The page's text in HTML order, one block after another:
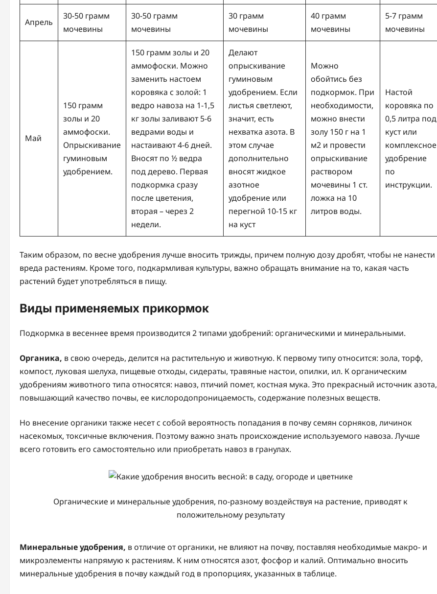
Апрель
30-50 грамм
мочевины
30-50 грамм
мочевины
30 грамм
мочевины
40 грамм
мочевины
5-7 грамм
мочевины
Май
150 грамм
золы и 20
аммофоски.
Опрыскивание
гуминовым
удобрением.
150 грамм золы и 20
аммофоски. Можно
заменить настоем
коровяка с золой: 1
ведро навоза на 1-1,5
кг золы заливают 5-6
ведрами воды и
настаивают 4-6 дней.
Вносят по ½ ведра
под дерево. Первая
подкормка сразу
после цветения,
вторая – через 2
недели.
Делают
опрыскивание
гуминовым
удобрением. Если
листья светлеют,
значит, есть
нехватка азота. В
этом случае
дополнительно
вносят жидкое
азотное
удобрение или
перегной 10-15 кг
на куст
Можно
обойтись без
подкормок. При
необходимости,
можно внести
золу 150 г на 1
м2 и провести
опрыскивание
раствором
мочевины 1 ст.
ложка на 10
литров воды.
Настой
коровяка по
0,5 литра под
куст или
комплексное
удобрение
по
инструкции.
Таким образом, по весне удобрения лучше вносить трижды, причем полную дозу дробят, чтобы не нанести
вреда растениям. Кроме того, подкармливая культуры, важно обращать внимание на то, какая часть
растений будет употребляться в пищу.
Виды применяемых прикормок
Подкормка в весеннее время производится 2 типами удобрений: органическими и минеральными.
Органика, в свою очередь, делится на растительную и животную. К первому типу относится: зола, торф,
компост, луковая шелуха, пищевые отходы, сидераты, травяные настои, опилки, ил. К органическим
удобрениям животного типа относятся: навоз, птичий помет, костная мука. Это прекрасный источник азота,
повышающий качество почвы, ее кислородопроницаемость, содержание полезных веществ.
Но внесение органики также несет с собой вероятность попадания в почву семян сорняков, личинок
насекомых, токсичные включения. Поэтому важно знать происхождение используемого навоза. Лучше
всего готовить его самостоятельно или приобретать навоз в гранулах.
Органические и минеральные удобрения, по-разному воздействуя на растение, приводят к
положительному результату
Минеральные удобрения, в отличие от органики, не влияют на почву, поставляя необходимые макро- и
микроэлементы напрямую к растениям. К ним относятся азот, фосфор и калий. Оптимально вносить
минеральные удобрения в почву каждый год в пропорциях, указанных в таблице.